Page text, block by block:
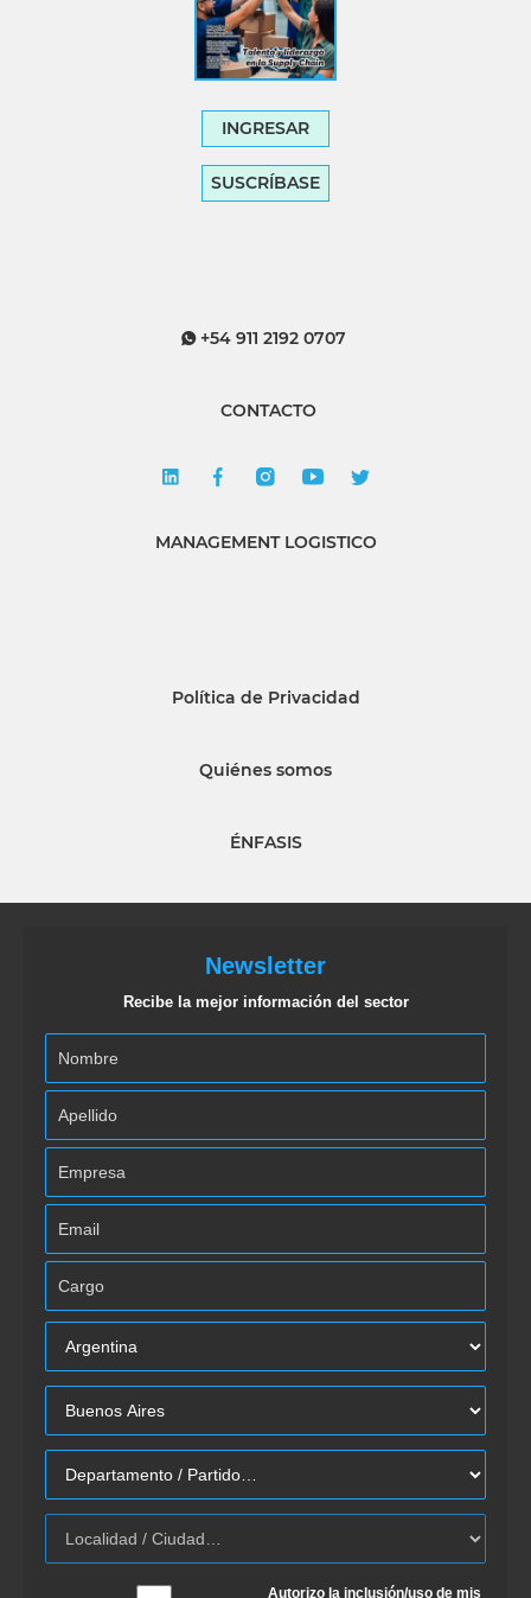
INGRESAR
SUSCRÍBASE
+54 911 2192 0707
CONTACTO
MANAGEMENT LOGISTICO
Política de Privacidad
Quiénes somos
ÉNFASIS
Newsletter
Recibe la mejor información del sector
Autorizo la inclusión/uso de mis